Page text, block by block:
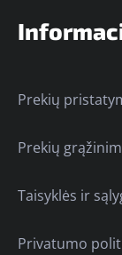
Prekių
Prekių
Taisyklės ir
Privatumo